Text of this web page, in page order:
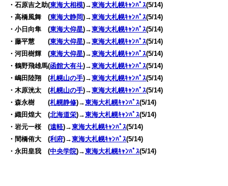
・石原吉之助(東海大相模)→東海大札幌ｷｬﾝﾊﾟｽ(5/14)
・高橋風舞 (東海大静岡)→東海大札幌ｷｬﾝﾊﾟｽ(5/14)
・小日向隼 (東海大仰星)→東海大札幌ｷｬﾝﾊﾟｽ(5/14)
・藤平慧 (東海大仰星)→東海大札幌ｷｬﾝﾊﾟｽ(5/14)
・河田樹輝 (東海大仰星)→東海大札幌ｷｬﾝﾊﾟｽ(5/14)
・鶴野飛雄馬(函館大有斗)→東海大札幌ｷｬﾝﾊﾟｽ(5/14)
・嶋田陸翔 (札幌山の手)→東海大札幌ｷｬﾝﾊﾟｽ(5/14)
・木原洸太 (札幌山の手)→東海大札幌ｷｬﾝﾊﾟｽ(5/14)
・森永樹 (札幌静修)→東海大札幌ｷｬﾝﾊﾟｽ(5/14)
・織田煌大 (北海道栄)→東海大札幌ｷｬﾝﾊﾟｽ(5/14)
・岩元一桜 (遠軽)→東海大札幌ｷｬﾝﾊﾟｽ(5/14)
・間橋侑大 (利府)→東海大札幌ｷｬﾝﾊﾟｽ(5/14)
・永田皇我 (中央学院)→東海大札幌ｷｬﾝﾊﾟｽ(5/14)